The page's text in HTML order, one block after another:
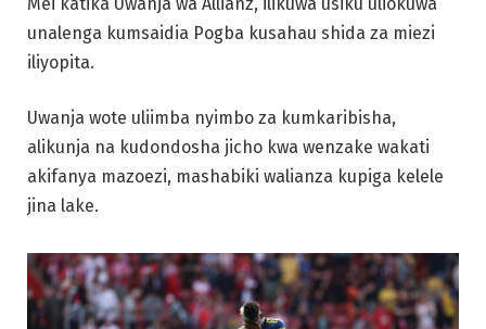
unalenga kumsaidia Pogba kusahau shida za miezi
iliyopita.
Uwanja wote uliimba nyimbo za kumkaribisha,
alikunja na kudondosha jicho kwa wenzake wakati
akifanya mazoezi, mashabiki walianza kupiga kelele
jina lake.